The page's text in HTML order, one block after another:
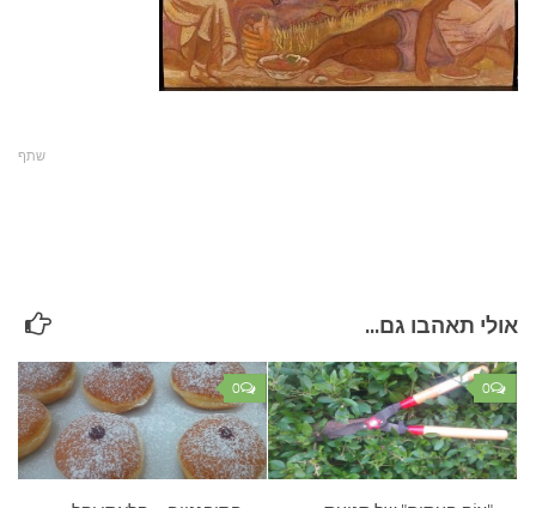
עצות סבתא
סבתא מספרת
נווה הבלוגים
שתף
אולי תאהבו גם...
0 0